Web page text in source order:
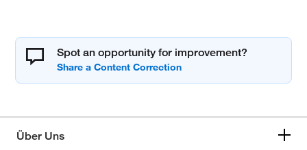
Spot an opportunity for improvement?
Über Uns